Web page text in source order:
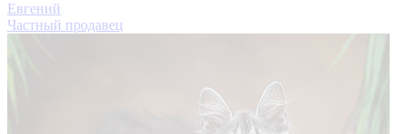
Евгений
Частный продавец